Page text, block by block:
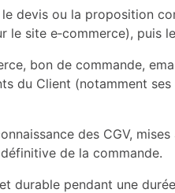
devis ou la proposition
site e‑commerce), puis
bon de commande,
du Client (notamment
des CGV,
de la commande.
durable pendant une